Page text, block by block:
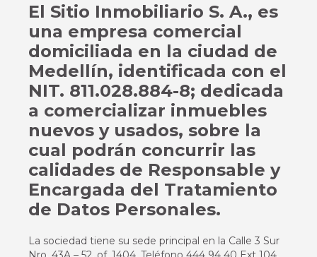
El Sitio Inmobiliario S. A., es
una empresa comercial
domiciliada en la ciudad de
Medellín, identificada con el
NIT. 811.028.884-8; dedicada
a comercializar inmuebles
nuevos y usados, sobre la
cual podrán concurrir las
calidades de Responsable y
Encargada del Tratamiento
de Datos Personales.
La sociedad tiene su sede principal en la Calle 3 Sur